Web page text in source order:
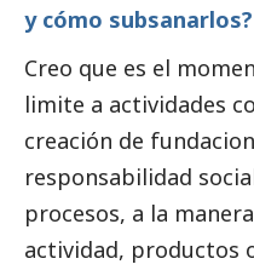
y cómo subsanarlos?
Creo que es el
limite a actividades
creación de
responsabilidad
procesos, a la
actividad, productos